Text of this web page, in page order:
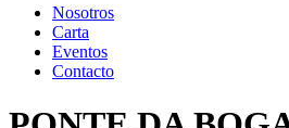
Nosotros
Carta
Eventos
Contacto